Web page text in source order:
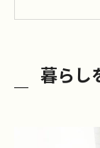
おうちの
おう
習慣
おう
暮らし